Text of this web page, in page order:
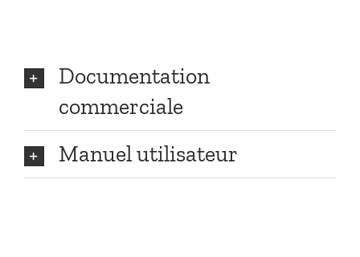
Documentation
commerciale
Manuel utilisateur